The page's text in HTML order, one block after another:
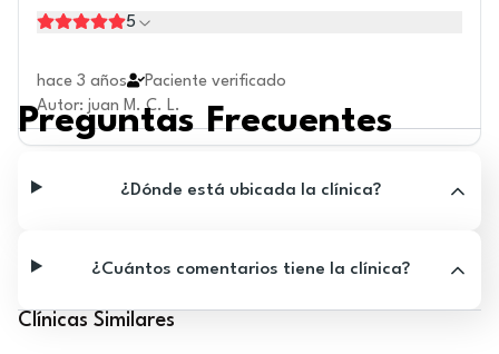
5
hace 3 años
Paciente verificado
Autor: juan M. C. L.
Preguntas Frecuentes
¿Dónde está ubicada la clínica?
¿Cuántos comentarios tiene la clínica?
Clínicas Similares